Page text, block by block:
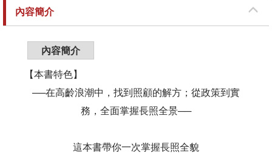
內容簡介
內容簡介
【本書特色】
──在高齡浪潮中，找到照顧的解方；從政策到實
務，全面掌握長照全景──
這本書帶你一次掌握長照全貌